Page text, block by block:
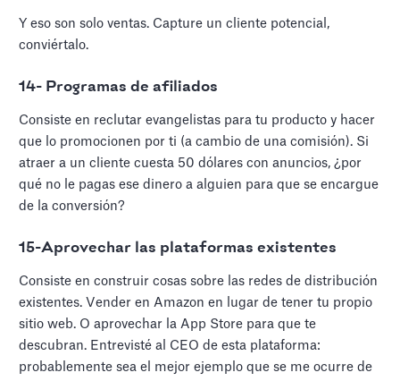
Y eso son solo ventas. Capture un cliente potencial,
conviértalo.
14- Programas de afiliados
Consiste en reclutar evangelistas para tu producto y hacer
que lo promocionen por ti (a cambio de una comisión). Si
atraer a un cliente cuesta 50 dólares con anuncios, ¿por
qué no le pagas ese dinero a alguien para que se encargue
de la conversión?
15-Aprovechar las plataformas existentes
Consiste en construir cosas sobre las redes de distribución
existentes. Vender en Amazon en lugar de tener tu propio
sitio web. O aprovechar la App Store para que te
descubran. Entrevisté al CEO de esta plataforma:
probablemente sea el mejor ejemplo que se me ocurre de